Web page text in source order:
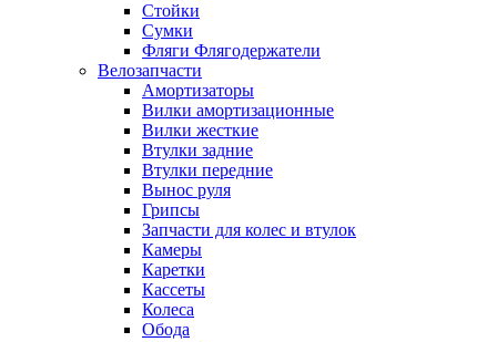
Стойки
Сумки
Фляги Флягодержатели
Велозапчасти
Амортизаторы
Вилки амортизационные
Вилки жесткие
Втулки задние
Втулки передние
Вынос руля
Грипсы
Запчасти для колес и втулок
Камеры
Каретки
Кассеты
Колеса
Обода